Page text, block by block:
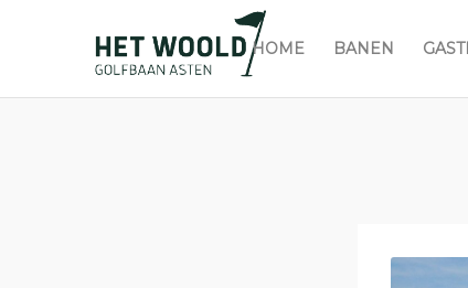
HOME BANEN